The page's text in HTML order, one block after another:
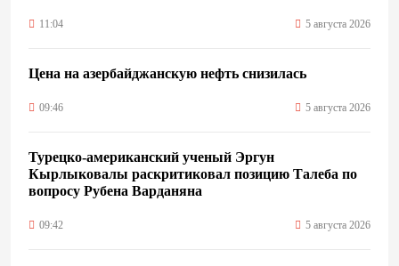
11:04 5 августа 2026
Цена на азербайджанскую нефть cнизилась
09:46 5 августа 2026
Турецко-американский ученый Эргун
Кырлыковалы раскритиковал позицию Талеба по
вопросу Рубена Варданяна
09:42 5 августа 2026